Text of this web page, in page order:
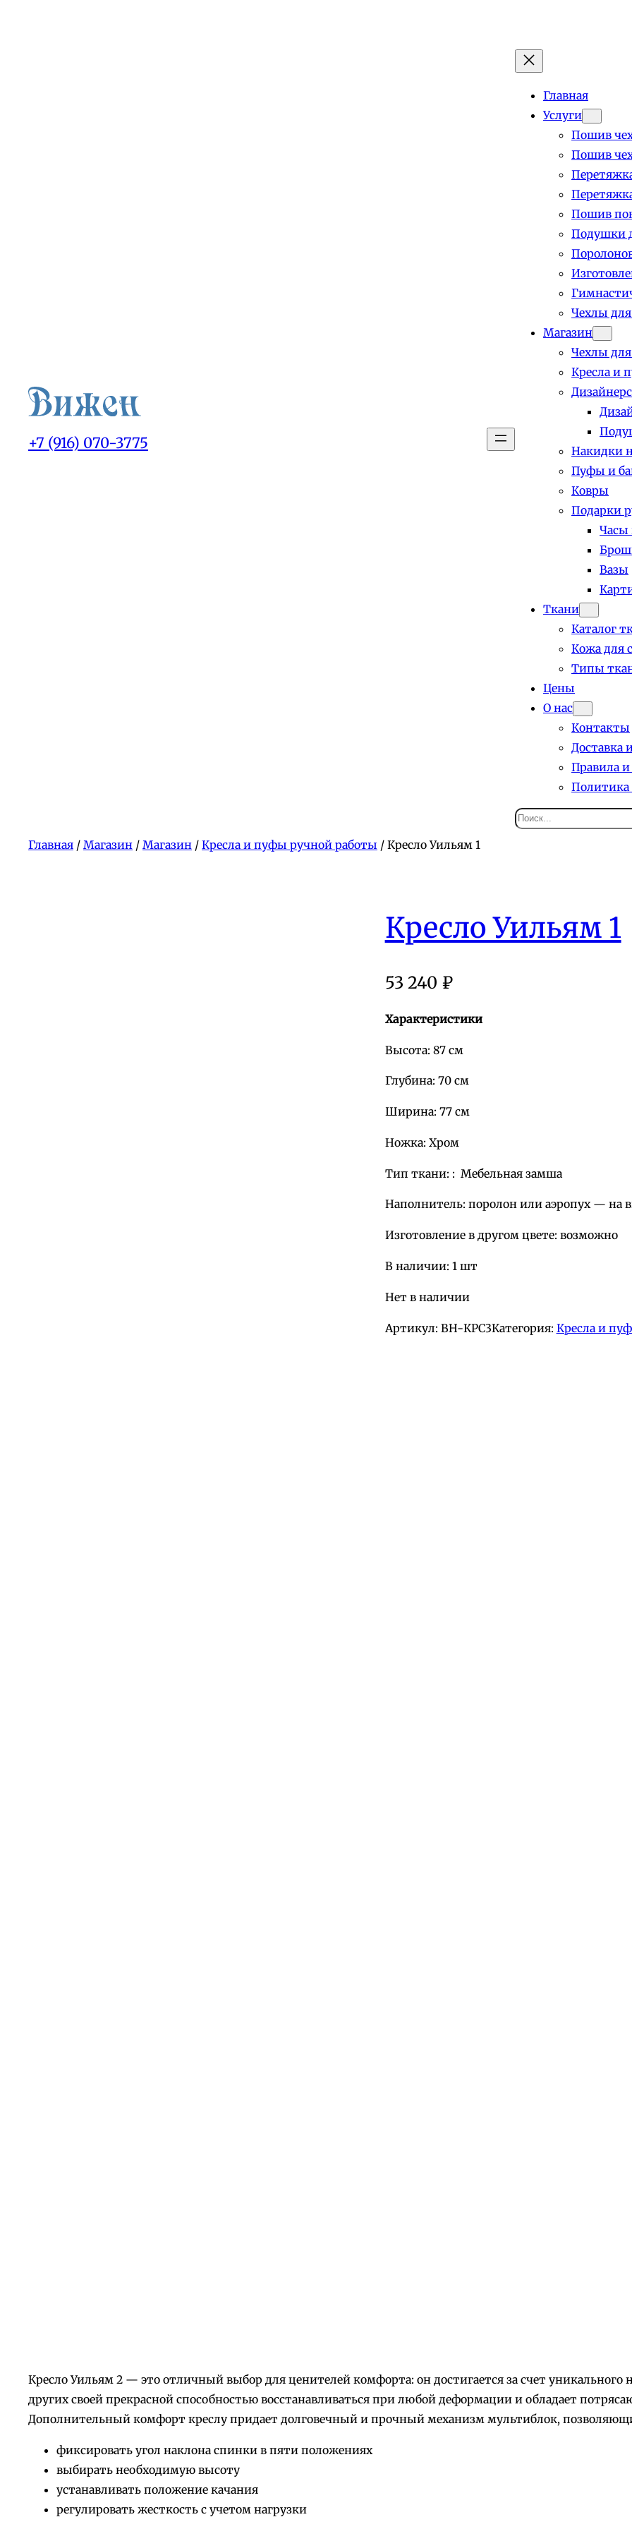
+7 (916) 070-3775
Главная
Услуги
Пошив
Пошив
Пошив
Подушки
Чехлы
Магазин
Чехлы
Кресла и
Накидки
Пуфы и
Ковры
Подарки
Часы
Вазы
Ткани
Каталог
Кожа для
Типы
Цены
О нас
Контакты
Доставка
Правила и
Политика
Поиск
Главная / Магазин / Магазин / Кресла и пуфы ручной работы / Кресло Уильям 1
Кресло Уильям 1
53 240 ₽
Характеристики
Высота: 87 см
Глубина: 70 см
Ширина: 77 см
Ножка: Хром
Тип ткани: : Мебельная замша
Наполнитель: поролон или аэропух — на
Изготовление в другом цвете: возможно
В наличии: 1 шт
Нет в наличии
Артикул: BH-КРС3Категория: Кресла и
Кресло Уильям 2 — это отличный выбор для ценителей комфорта: он достигается за счет уникального
других своей прекрасной способностью восстанавливаться при любой деформации и обладает
Дополнительный комфорт креслу придает долговечный и прочный механизм мультиблок,
фиксировать угол наклона спинки в пяти положениях
выбирать необходимую высоту
устанавливать положение качания
регулировать жесткость с учетом нагрузки